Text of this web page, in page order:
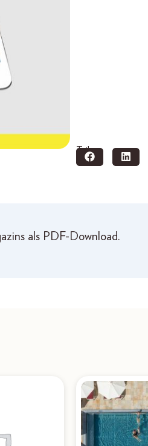
Teilen:
als PDF-Download.